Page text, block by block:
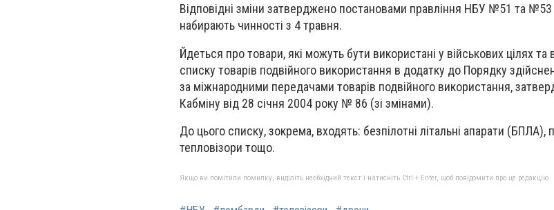
Відповідні зміни затверджено постановами правління НБУ №51 та №53
набирають чинності з 4 травня.
Йдеться про товари, які можуть бути використані у військових цілях
списку товарів подвійного використання в додатку до Порядку
за міжнародними передачами товарів подвійного використання,
Кабміну від 28 січня 2004 року № 86 (зі змінами).
До цього списку, зокрема, входять: безпілотні літальні апарати (БПЛА),
тепловізори тощо.
Якщо ви помітили помилку, виділіть необхідний текст і натисніть Ctrl + Enter, щоб повідомити про це редакцію